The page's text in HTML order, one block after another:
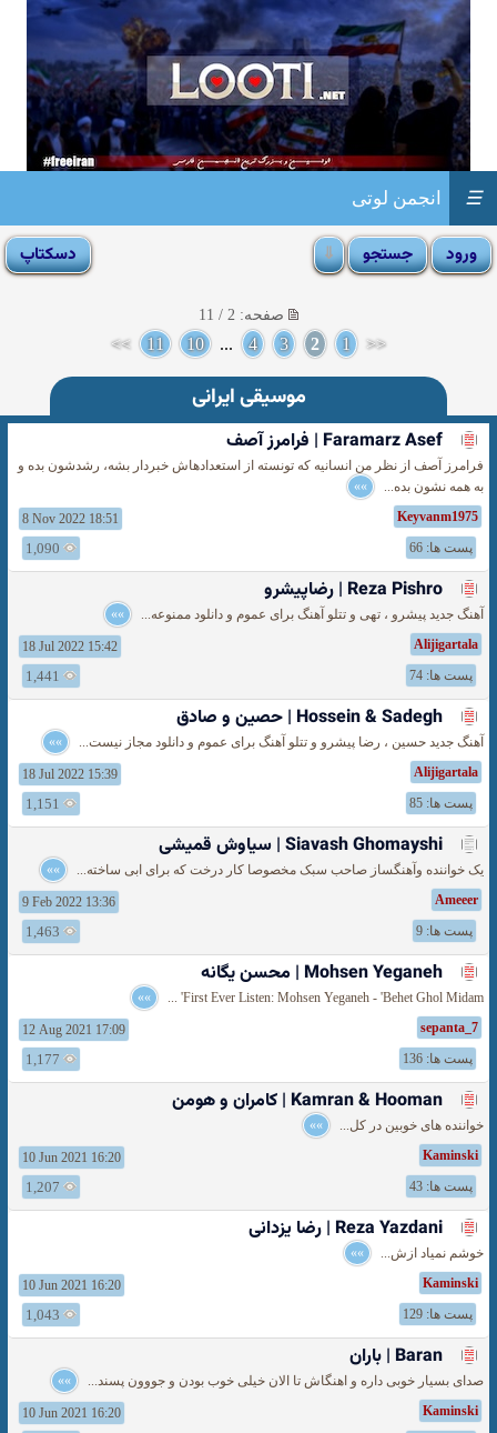
انجمن لوتی ☰
صفحه: 2 / 11
<<
1
2
3
4
...
10
11
>>
موسیقی ایرانی
Faramarz Asef | فرامرز آصف
فرامرز آصف از نظر من انسانیه که تونسته از استعدادهاش خبردار بشه، رشدشون بده و
به همه نشون بده... »»
Keyvanm1975
8 Nov 2022 18:51
پست ها: 66
1,090
Reza Pishro | رضاپیشرو
آهنگ جدید پیشرو ، تهی و تتلو آهنگ برای عموم و دانلود ممنوعه... »»
Alijigartala
18 Jul 2022 15:42
پست ها: 74
1,441
Hossein & Sadegh | حصین و صادق
آهنگ جدید حسین ، رضا پیشرو و تتلو آهنگ برای عموم و دانلود مجاز نیست... »»
Alijigartala
18 Jul 2022 15:39
پست ها: 85
1,151
Siavash Ghomayshi | سیاوش قمیشی
یک خواننده وآهنگساز صاحب سبک مخصوصا کار درخت که برای ابی ساخته... »»
Ameeer
9 Feb 2022 13:36
پست ها: 9
1,463
Mohsen Yeganeh | محسن یگانه
First Ever Listen: Mohsen Yeganeh - 'Behet Ghol Midam' ...
»»
sepanta_7
12 Aug 2021 17:09
پست ها: 136
1,177
Kamran & Hooman | کامران و هومن
خواننده های خوبین در کل... »»
Kaminski
10 Jun 2021 16:20
پست ها: 43
1,207
Reza Yazdani | رضا یزدانی
خوشم نمیاد ازش... »»
Kaminski
10 Jun 2021 16:20
پست ها: 129
1,043
Baran | باران
صدای بسیار خوبی داره و اهنگاش تا الان خیلی خوب بودن و جووون پسند... »»
Kaminski
10 Jun 2021 16:20